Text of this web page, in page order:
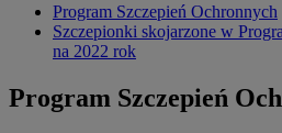
Program Szczepień Ochronnych
Szczepionki skojarzone w
na 2022 rok
Program Szczepień